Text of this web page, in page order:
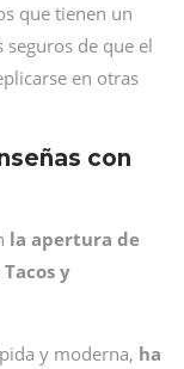
que tienen un
de que el
en otras
con
la apertura de
y
y moderna, ha